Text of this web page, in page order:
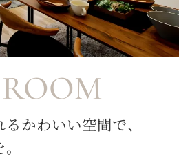
かわいい空間で、